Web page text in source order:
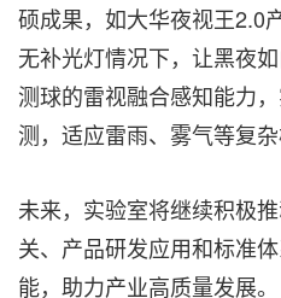
硕成果，如大华夜视王2.0
无补光灯情况下，让黑夜
测球的雷视融合感知能力
测，适应雷雨、雾气等复杂
未来，实验室将继续积极
关、产品研发应用和标准
能，助力产业高质量发展。